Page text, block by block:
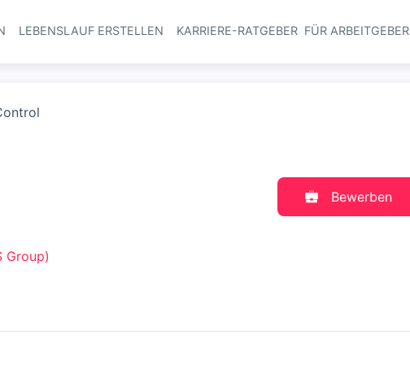
Haupt-Navigation
LEBENSLAUF ERSTELLEN KARRIERE-RATGEBER FÜR ARBEITGEBER
Group)
Bewerben